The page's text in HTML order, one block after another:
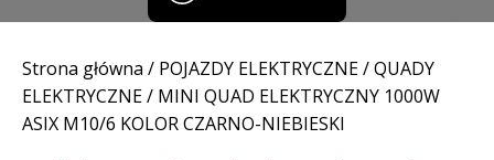
Strona główna / POJAZDY ELEKTRYCZNE/QUADY
ELEKTRYCZNE/ MINI QUAD ELEKTRYCZNY 1000W
ASIX M10/6 KOLOR CZARNO-NIEBIESKI